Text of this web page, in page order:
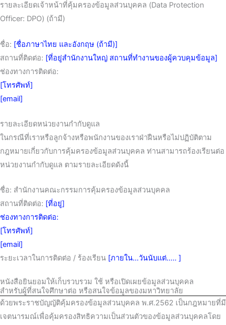
รายละเอียดเจ้าหน้าที่คุ้มครองข้อมูลส่วนบุคคล (Data Protection
Officer: DPO) (ถ้ามี)
ชื่อ: [ชื่อภาษาไทย และอังกฤษ (ถ้ามี)]
สถานที่ติดต่อ: [ที่อยู่สำนักงานใหญ่ สถานที่ทำงานของผู้ควบคุมข้อมูล]
ช่องทางการติดต่อ:
[โทรศัพท์]
[email]
รายละเอียดหน่วยงานกำกับดูแล
ในกรณีที่เราหรือลูกจ้างหรือพนักงานของเราฝ่าฝืนหรือไม่ปฏิบัติตาม
กฎหมายเกี่ยวกับการคุ้มครองข้อมูลส่วนบุคคล ท่านสามารถร้องเรียนต่อ
หน่วยงานกำกับดูแล ตามรายละเอียดดังนี้
ชื่อ: สำนักงานคณะกรรมการคุ้มครองข้อมูลส่วนบุคคล
สถานที่ติดต่อ: [ที่อยู่]
ช่องทางการติดต่อ:
[โทรศัพท์]
[email]
ระยะเวลาในการติดต่อ / ร้องเรียน [ภายใน…วันนับแต่….. ]
หนังสือยินยอมให้เก็บรวบรวม ใช้ หรือเปิดเผยข้อมูลส่วนบุคคล
สำหรับผู้ที่สนใจศึกษาต่อ หรือสนใจข้อมูลของมหาวิทยาลัย
ด้วยพระราชบัญญัติคุ้มครองข้อมูลส่วนบุคคล พ.ศ.2562 เป็นกฎหมายที่มี
เจตนารมณ์เพื่อคุ้มครองสิทธิความเป็นส่วนตัวของข้อมูลส่วนบุคคลโดย